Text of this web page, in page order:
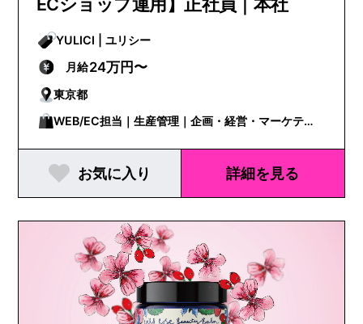
YULICI | ユリシー
月給24万円〜
東京都
WEB/EC担当｜生産管理｜企画・経営・マーケティ
ング
お気に入り 詳細を見る